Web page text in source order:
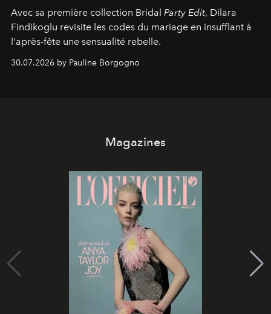
Avec sa première collection Bridal Party Edit, Dilara
Findikoglu revisite les codes du mariage en insufflant à
l'après-fête une sensualité rebelle.
30.07.2026 by Pauline Borgogno
Magazines